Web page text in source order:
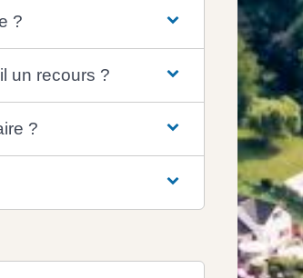
?
un recours ?
?